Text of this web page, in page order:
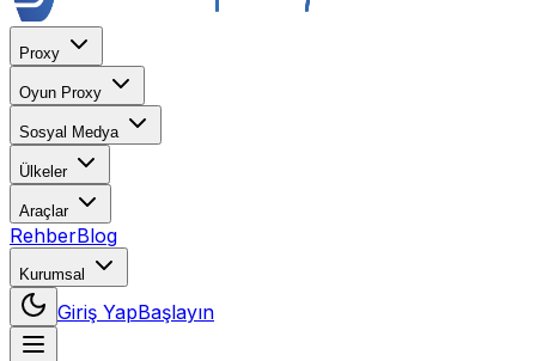
Proxy
Oyun Proxy
Sosyal Medya
Ülkeler
Araçlar
RehberBlog
Kurumsal
Giriş YapBaşlayın